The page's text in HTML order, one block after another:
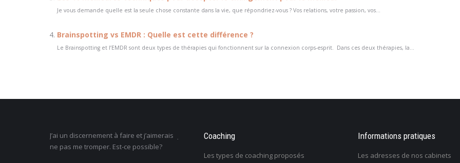
Je vous demande quelle est la seule chose constante dans la vie, que répondriez-vous ? Vos relations, votre passion, vos...
Brainspotting vs EMDR : Quelle est cette différence ?
Le Brainspotting et l’EMDR sont deux types de thérapies qui fonctionnent sur la connexion corps-esprit. Dans ces deux thérapies, la...
un discernement à faire et j’aimerais
me tromper. Est-ce possible?
Je ne sais pas ce que je veux faire dans
la vie : comment retrouver un sens
Une tuile m’est tombée dessus et j’ai
sortir?
On m’impose une nouvelle
issue?
Coaching
Les types de coaching proposés
Informations pratiques
Les adresses de nos cabinets